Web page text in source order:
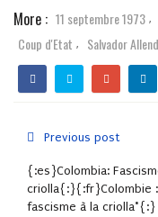
More : 11 septembre 1973 ,
Coup d'Etat , Salvador
Previous post
{:es}Colombia:
criolla{:}{:fr}Colombie :
fascisme à la criolla*{:}